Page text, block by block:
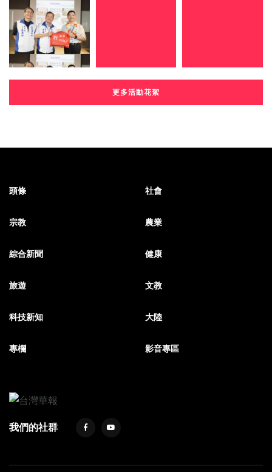
更多活動花絮
頭條 社會
宗教 農業
綜合新聞 健康
旅遊 文教
科技新知 大陸
專欄 影音專區
我們的社群